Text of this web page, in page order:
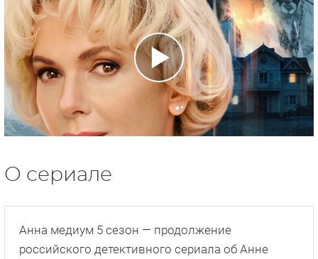
О сериале
Анна медиум 5 сезон — продолжение
российского детективного сериала об Анне